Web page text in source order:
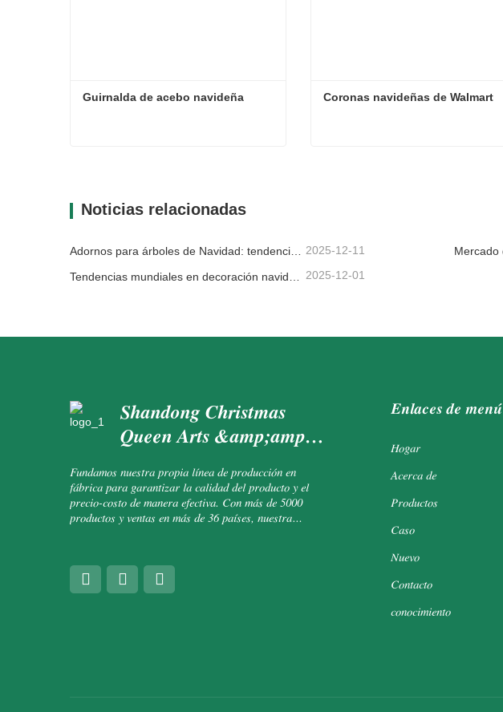
Guirnalda de acebo navideña Coronas navideñas de Walmart
Noticias relacionadas
Adornos para árboles de Navidad: tendencias del mercado, información sobre la cadena de suministro y guía de adquisiciones 2025 2025-12-11
2025-12-01
Shandong Christmas
Queen Arts &amp;amp;
Crafts Co., Ltd.
Fundamos nuestra propia línea de producción en
fábrica para garantizar la calidad del producto y el
precio-costo de manera efectiva. Con más de 5000
productos y ventas en más de 36 países, nuestra
Enlaces de menú
Hogar
Acerca de
Productos
Caso
Nuevo
Contacto
conocimiento